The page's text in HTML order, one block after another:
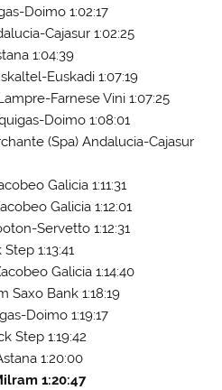
Doimo 1:02:17
Cajasur 1:02:25
1:04:39
Euskadi 1:07:19
Farnese Vini 1:07:25
Doimo 1:08:01
(Spa) Andalucia-Cajasur
Galicia 1:11:31
Galicia 1:12:01
Servetto 1:12:31
1:13:41
Galicia 1:14:40
Saxo Bank 1:18:19
Doimo 1:19:17
Step 1:19:42
1:20:00
1:20:47